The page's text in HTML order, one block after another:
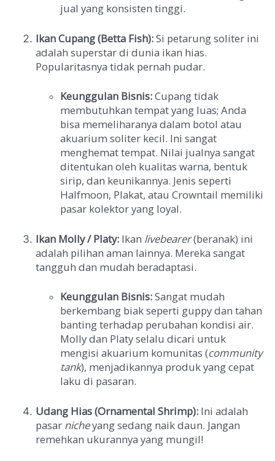
jual yang konsisten tinggi.
Ikan Cupang (Betta Fish):Si petarung soliter ini
adalah superstar di dunia ikan hias.
Popularitasnya tidak pernah pudar.
Keunggulan Bisnis:Cupang tidak
membutuhkan tempat yang luas; Anda
bisa memeliharanya dalam botol atau
akuarium soliter kecil. Ini sangat
menghemat tempat. Nilai jualnya sangat
ditentukan oleh kualitas warna, bentuk
sirip, dan keunikannya. Jenis seperti
Halfmoon, Plakat, atau Crowntail memiliki
pasar kolektor yang loyal.
Ikan Molly / Platy: Ikan livebearer(beranak) ini
adalah pilihan aman lainnya. Mereka sangat
tangguh dan mudah beradaptasi.
Keunggulan Bisnis:Sangat mudah
berkembang biak seperti guppy dan tahan
banting terhadap perubahan kondisi air.
Molly dan Platy selalu dicari untuk
mengisi akuarium komunitas (community
tank), menjadikannya produk yang cepat
laku di pasaran.
Udang Hias (Ornamental Shrimp): Ini adalah
pasar nicheyang sedang naik daun. Jangan
remehkan ukurannya yang mungil!